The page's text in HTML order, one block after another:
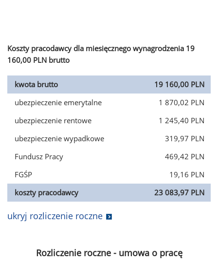
Koszty pracodawcy dla miesięcznego wynagrodzenia 19
160,00 PLN brutto
kwota brutto
19 160,00 PLN
ubezpieczenie emerytalne
1 870,02 PLN
ubezpieczenie rentowe
1 245,40 PLN
ubezpieczenie wypadkowe
319,97 PLN
Fundusz Pracy
469,42 PLN
FGŚP
19,16 PLN
koszty pracodawcy
23 083,97 PLN
ukryj rozliczenie roczne
Rozliczenie roczne - umowa o pracę